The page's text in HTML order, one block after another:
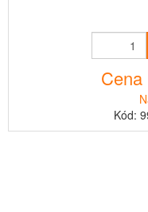
Kód: